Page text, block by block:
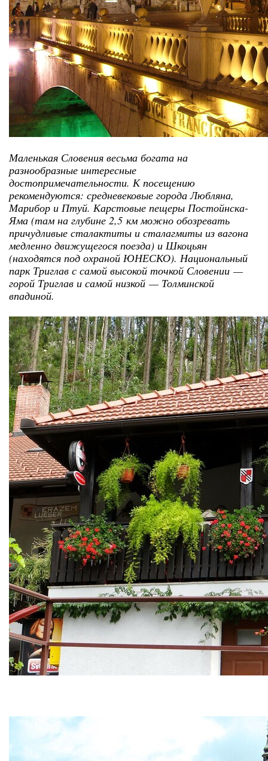
Маленькая Словения весьма богата на
разнообразные интересные
достопримечательности. К посещению
рекомендуются: средневековые города Любляна,
Марибор и Птуй. Карстовые пещеры Постойнска-
Яма (там на глубине 2,5 км можно обозревать
причудливые сталактиты и сталагмиты из вагона
медленно движущегося поезда) и Шкоцьян
(находятся под охраной ЮНЕСКО). Национальный
парк Триглав с самой высокой точкой Словении —
горой Триглав и самой низкой — Толминской
впадиной.